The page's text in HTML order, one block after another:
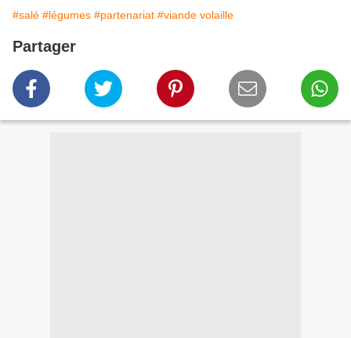
#salé #légumes #partenariat #viande volaille
Partager